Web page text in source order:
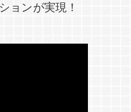
ョンが実現！